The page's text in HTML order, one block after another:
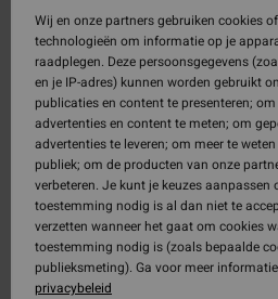
Wij en onze partners gebruiken cookies
technologieën om informatie op je
raadplegen. Deze persoonsgegevens
en je IP-adres) kunnen worden gebruikt
publicaties en content te presenteren;
advertenties en content te meten; om
advertenties te leveren; om meer te
publiek; om de producten van onze
verbeteren. Je kunt je keuzes
toestemming nodig is al dan niet te
verzetten wanneer het gaat om cookies
toestemming nodig is (zoals bepaalde
publieksmeting). Ga voor meer
privacybeleid